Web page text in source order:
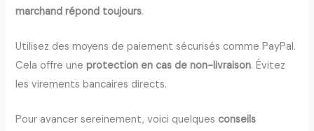
marchand répond toujours.
Utilisez des moyens de paiement sécurisés comme PayPal.
Cela offre uneprotection en cas de non-livraison. Évitez
les virements bancaires directs.
Pour avancer sereinement, voici quelquesconseils